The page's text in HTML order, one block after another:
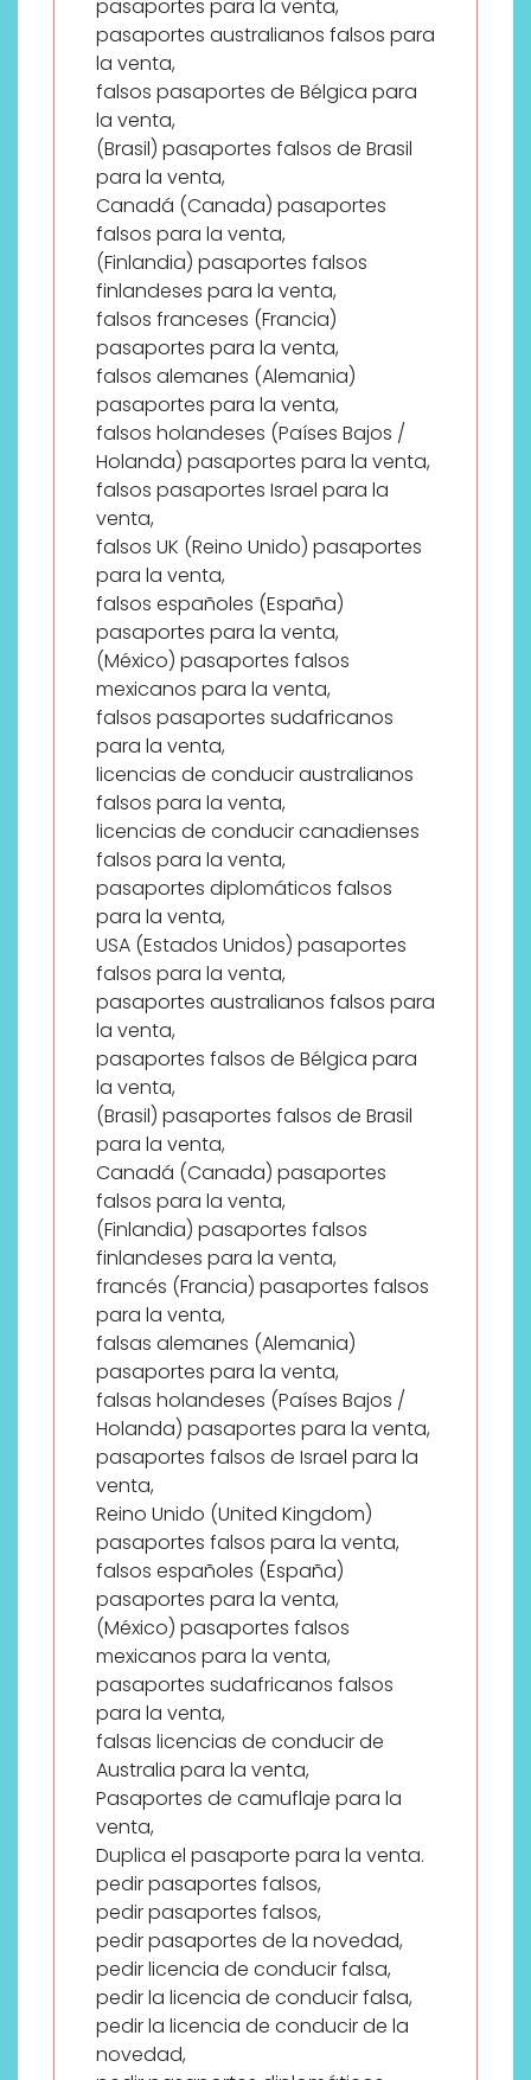
pasaportes para la venta,
pasaportes australianos falsos para
la venta,
falsos pasaportes de Bélgica para
la venta,
(Brasil) pasaportes falsos de Brasil
para la venta,
Canadá (Canada) pasaportes
falsos para la venta,
(Finlandia) pasaportes falsos
finlandeses para la venta,
falsos franceses (Francia)
pasaportes para la venta,
falsos alemanes (Alemania)
pasaportes para la venta,
falsos holandeses (Países Bajos /
Holanda) pasaportes para la venta,
falsos pasaportes Israel para la
venta,
falsos UK (Reino Unido) pasaportes
para la venta,
falsos españoles (España)
pasaportes para la venta,
(México) pasaportes falsos
mexicanos para la venta,
falsos pasaportes sudafricanos
para la venta,
licencias de conducir australianos
falsos para la venta,
licencias de conducir canadienses
falsos para la venta,
pasaportes diplomáticos falsos
para la venta,
USA (Estados Unidos) pasaportes
falsos para la venta,
pasaportes australianos falsos para
la venta,
pasaportes falsos de Bélgica para
la venta,
(Brasil) pasaportes falsos de Brasil
para la venta,
Canadá (Canada) pasaportes
falsos para la venta,
(Finlandia) pasaportes falsos
finlandeses para la venta,
francés (Francia) pasaportes falsos
para la venta,
falsas alemanes (Alemania)
pasaportes para la venta,
falsas holandeses (Países Bajos /
Holanda) pasaportes para la venta,
pasaportes falsos de Israel para la
venta,
Reino Unido (United Kingdom)
pasaportes falsos para la venta,
falsos españoles (España)
pasaportes para la venta,
(México) pasaportes falsos
mexicanos para la venta,
pasaportes sudafricanos falsos
para la venta,
falsas licencias de conducir de
Australia para la venta,
Pasaportes de camuflaje para la
venta,
Duplica el pasaporte para la venta.
pedir pasaportes falsos,
pedir pasaportes falsos,
pedir pasaportes de la novedad,
pedir licencia de conducir falsa,
pedir la licencia de conducir falsa,
pedir la licencia de conducir de la
novedad,